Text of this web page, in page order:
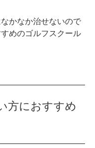
かなか治せないので
めのゴルフスクール
方におすすめ